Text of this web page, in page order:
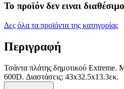
Το προϊόν δεν ειναι διαθέσιμο
Δες όλα τα προϊόντα της κατηγορίας
Περιγραφή
Τσάντα πλάτης δημοτικού Extreme.
600D. Διαστάσεις: 43x32.5x13.3εκ.